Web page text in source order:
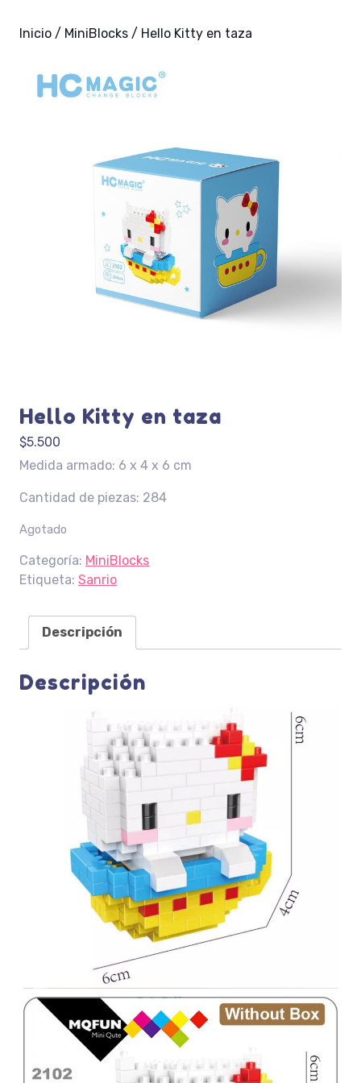
Inicio / MiniBlocks / Hello Kitty en taza
Hello Kitty en taza
$5.500
Medida armado: 6 x 4 x 6 cm
Cantidad de piezas: 284
Agotado
Categoría: MiniBlocks
Etiqueta: Sanrio
Descripción
Descripción